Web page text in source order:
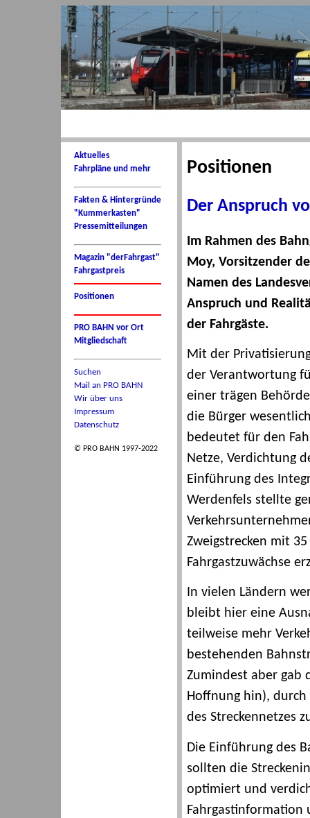
Aktuelles
Fahrpläne und mehr
Fakten & Hintergründe
"Kummerkasten"
Pressemitteilungen
Magazin "derFahrgast"
Fahrgastpreis
Positionen
PRO BAHN vor Ort
Mitgliedschaft
Suchen
Mail an PRO BAHN
Wir über uns
Impressum
Datenschutz
© PRO BAHN 1997-2022
Positionen
Der Anspruch
Im Rahmen des
Moy, Vorsitzender
Namen des
Anspruch und
der Fahrgäste.
Mit der
der Verantwortung
einer trägen
die Bürger
bedeutet für den
Netze, Verdichtung
Einführung des
Werdenfels stellte
Zweigstrecken mit
Fahrgastzuwächse
In vielen Ländern
bleibt hier eine
teilweise mehr
bestehenden
Zumindest aber gab
Hoffnung hin), durch
des Streckennetzes
Die Einführung des
sollten die
optimiert und
Fahrgastinformation